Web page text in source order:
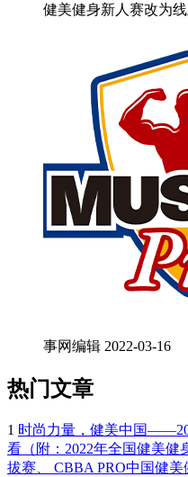
健美健身新人赛改为
事网编辑 2022-03-16
热门文章
1 时尚力量，健美中国
看（附：2022年全国健美
拔赛、 CBBA PRO中国健